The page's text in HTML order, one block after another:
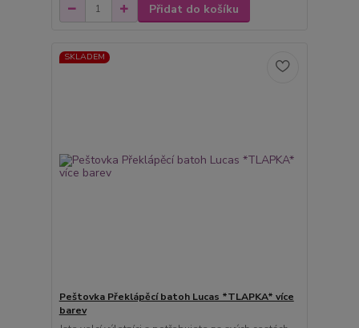
Přidat do košíku
SKLADEM
Peštovka Překlápěcí batoh Lucas *TLAPKA* více
barev